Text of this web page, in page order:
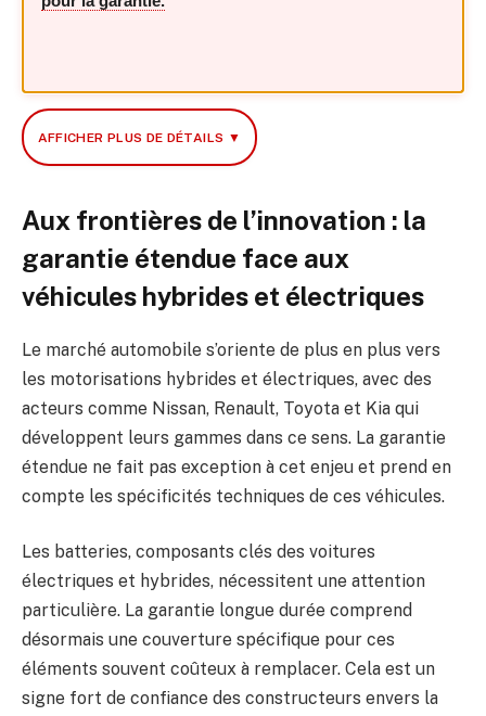
AFFICHER PLUS DE DÉTAILS ▼
Aux frontières de l’innovation : la
garantie étendue face aux
véhicules hybrides et électriques
Le marché automobile s’oriente de plus en plus vers
les motorisations hybrides et électriques, avec des
acteurs comme Nissan, Renault, Toyota et Kia qui
développent leurs gammes dans ce sens. La garantie
étendue ne fait pas exception à cet enjeu et prend en
compte les spécificités techniques de ces véhicules.
Les batteries, composants clés des voitures
électriques et hybrides, nécessitent une attention
particulière. La garantie longue durée comprend
désormais une couverture spécifique pour ces
éléments souvent coûteux à remplacer. Cela est un
signe fort de confiance des constructeurs envers la